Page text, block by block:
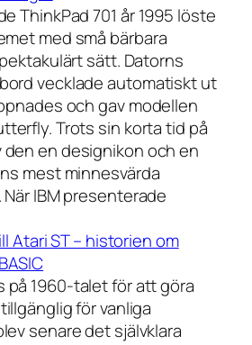
ThinkPad 701 år 1995 löste
med små bärbara
sätt. Datorns
vecklade automatiskt ut
och gav modellen
Trots sin korta tid på
den en designikon och en
mest minnesvärda
IBM presenterade
Atari ST – historien om
på 1960-talet för att göra
för vanliga
senare det självklara